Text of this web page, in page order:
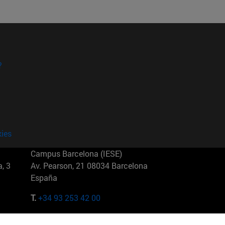
3
Campus Barcelona (IESE)
Av. Pearson, 21 08034 Barcelona
España
T.+34 93 253 42 00